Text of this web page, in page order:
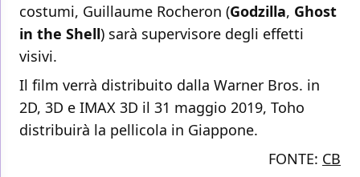
costumi, Guillaume Rocheron (Godzilla, Ghost
in the Shell) sarà supervisore degli effetti
visivi.
Il film verrà distribuito dalla Warner Bros. in
2D, 3D e IMAX 3D il 31 maggio 2019, Toho
distribuirà la pellicola in Giappone.
FONTE: CB